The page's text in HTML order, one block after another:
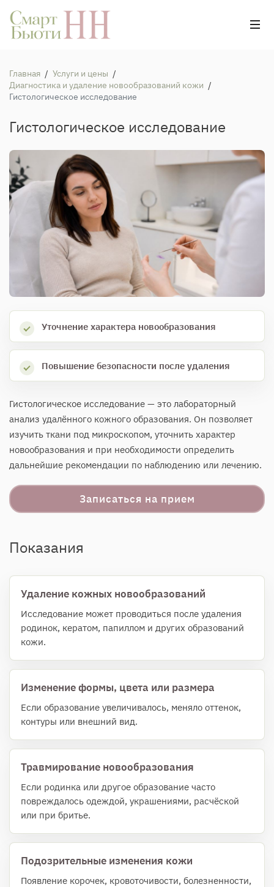
Главная / Услуги и цены /
Диагностика и удаление новообразований кожи /
Гистологическое исследование
Гистологическое исследование
Уточнение характера новообразования
Повышение безопасности после удаления
Гистологическое исследование — это лабораторный
анализ удалённого кожного образования. Он позволяет
изучить ткани под микроскопом, уточнить характер
новообразования и при необходимости определить
дальнейшие рекомендации по наблюдению или лечению.
Записаться на прием
Показания
Удаление кожных новообразований
Исследование может проводиться после удаления
родинок, кератом, папиллом и других образований
кожи.
Изменение формы, цвета или размера
Если образование увеличивалось, меняло оттенок,
контуры или внешний вид.
Травмирование новообразования
Если родинка или другое образование часто
повреждалось одеждой, украшениями, расчёской
или при бритье.
Подозрительные изменения кожи
Появление корочек, кровоточивости, болезненности,